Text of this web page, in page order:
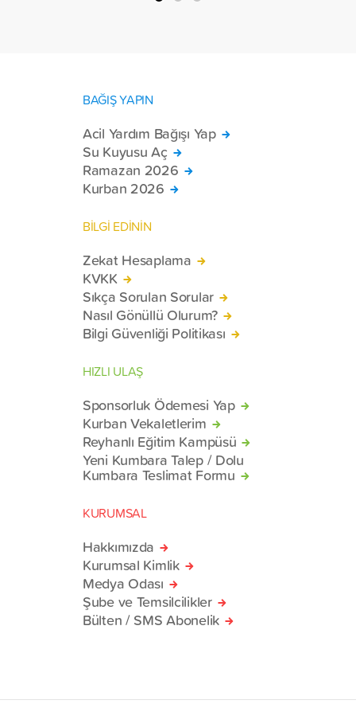
BAĞIŞ YAPIN
Acil Yardım Bağışı Yap
Su Kuyusu Aç
Ramazan 2026
Kurban 2026
BİLGİ EDİNİN
Zekat Hesaplama
KVKK
Sıkça Sorulan Sorular
Nasıl Gönüllü Olurum?
Bilgi Güvenliği Politikası
HIZLI ULAŞ
Sponsorluk Ödemesi Yap
Kurban Vekaletlerim
Reyhanlı Eğitim Kampüsü
Yeni Kumbara Talep / Dolu
Kumbara Teslimat Formu
KURUMSAL
Hakkımızda
Kurumsal Kimlik
Medya Odası
Şube ve Temsilcilikler
Bülten / SMS Abonelik